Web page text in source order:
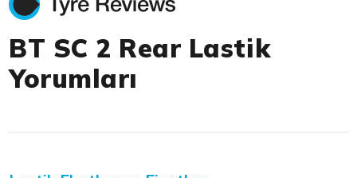
BT SC 2 Rear Lastik
Yorumları